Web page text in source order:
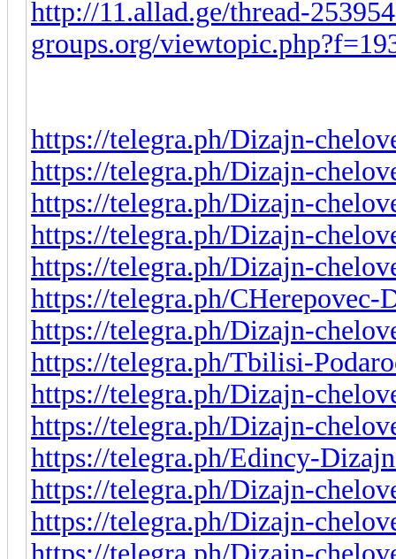
http://11.allad.ge/thread-
groups.org/
https://telegra.ph/Dizajn-
https://telegra.ph/Dizajn-
https://telegra.ph/Dizajn-
https://telegra.ph/Dizajn-
https://telegra.ph/Dizajn-
https://telegra.ph/
https://telegra.ph/Dizajn-
https://telegra.ph/Tbilisi-
https://telegra.ph/Dizajn-
https://telegra.ph/Dizajn-
https://telegra.ph/Edincy-
https://telegra.ph/Dizajn-
https://telegra.ph/Dizajn-